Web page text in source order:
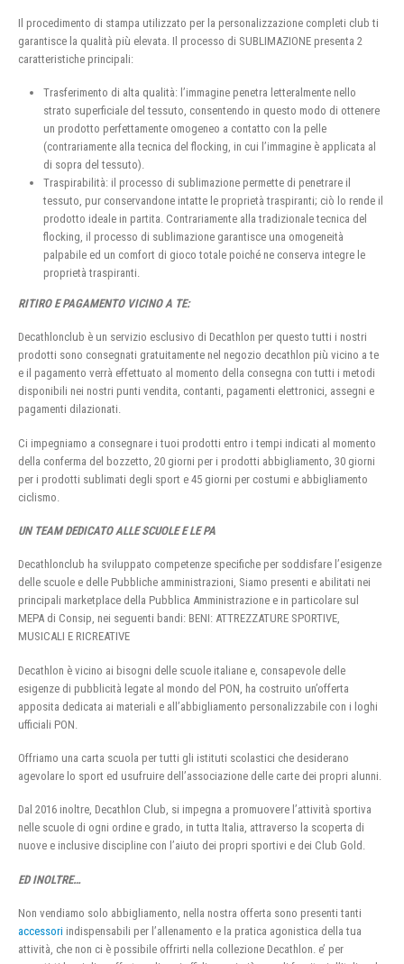
Il procedimento di stampa utilizzato per la personalizzazione completi club ti
garantisce la qualità più elevata. Il processo di SUBLIMAZIONE presenta 2
caratteristiche principali:
Trasferimento di alta qualità: l’immagine penetra letteralmente nello
strato superficiale del tessuto, consentendo in questo modo di ottenere
un prodotto perfettamente omogeneo a contatto con la pelle
(contrariamente alla tecnica del flocking, in cui l’immagine è applicata al
di sopra del tessuto).
Traspirabilità: il processo di sublimazione permette di penetrare il
tessuto, pur conservandone intatte le proprietà traspiranti; ciò lo rende il
prodotto ideale in partita. Contrariamente alla tradizionale tecnica del
flocking, il processo di sublimazione garantisce una omogeneità
palpabile ed un comfort di gioco totale poiché ne conserva integre le
proprietà traspiranti.
RITIRO E PAGAMENTO VICINO A TE:
Decathlonclub è un servizio esclusivo di Decathlon per questo tutti i nostri
prodotti sono consegnati gratuitamente nel negozio decathlon più vicino a te
e il pagamento verrà effettuato al momento della consegna con tutti i metodi
disponibili nei nostri punti vendita, contanti, pagamenti elettronici, assegni e
pagamenti dilazionati.
Ci impegniamo a consegnare i tuoi prodotti entro i tempi indicati al momento
della conferma del bozzetto, 20 giorni per i prodotti abbigliamento, 30 giorni
per i prodotti sublimati degli sport e 45 giorni per costumi e abbigliamento
ciclismo.
UN TEAM DEDICATO ALLE SCUOLE E LE PA
Decathlonclub ha sviluppato competenze specifiche per soddisfare l’esigenze
delle scuole e delle Pubbliche amministrazioni, Siamo presenti e abilitati nei
principali marketplace della Pubblica Amministrazione e in particolare sul
MEPA di Consip, nei seguenti bandi: BENI: ATTREZZATURE SPORTIVE,
MUSICALI E RICREATIVE
Decathlon è vicino ai bisogni delle scuole italiane e, consapevole delle
esigenze di pubblicità legate al mondo del PON, ha costruito un’offerta
apposita dedicata ai materiali e all’abbigliamento personalizzabile con i loghi
ufficiali PON.
Offriamo una carta scuola per tutti gli istituti scolastici che desiderano
agevolare lo sport ed usufruire dell’associazione delle carte dei propri alunni.
Dal 2016 inoltre, Decathlon Club, si impegna a promuovere l’attività sportiva
nelle scuole di ogni ordine e grado, in tutta Italia, attraverso la scoperta di
nuove e inclusive discipline con l’aiuto dei propri sportivi e dei Club Gold.
ED INOLTRE…
Non vendiamo solo abbigliamento, nella nostra offerta sono presenti tanti
accessori indispensabili per l’allenamento e la pratica agonistica della tua
attività, che non ci è possibile offrirti nella collezione Decathlon. e’ per